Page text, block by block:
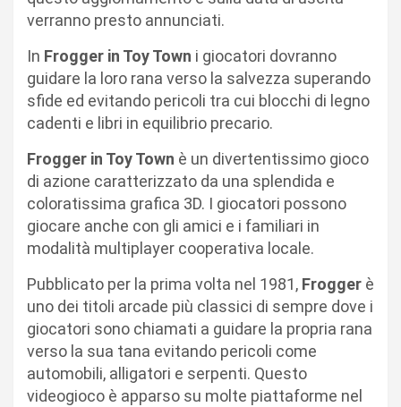
verranno presto annunciati.
In Frogger in Toy Town i giocatori dovranno
guidare la loro rana verso la salvezza superando
sfide ed evitando pericoli tra cui blocchi di legno
cadenti e libri in equilibrio precario.
Frogger in Toy Town è un divertentissimo gioco
di azione caratterizzato da una splendida e
coloratissima grafica 3D. I giocatori possono
giocare anche con gli amici e i familiari in
modalità multiplayer cooperativa locale.
Pubblicato per la prima volta nel 1981, Frogger è
uno dei titoli arcade più classici di sempre dove i
giocatori sono chiamati a guidare la propria rana
verso la sua tana evitando pericoli come
automobili, alligatori e serpenti. Questo
videogioco è apparso su molte piattaforme nel